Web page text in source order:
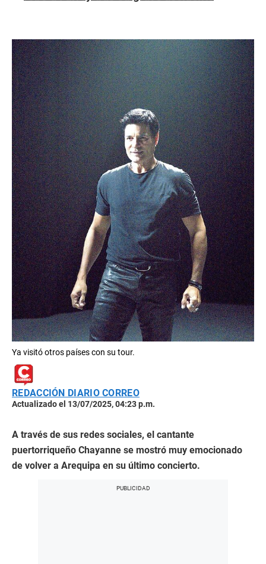
Ya visitó otros países con su tour.
REDACCIÓN DIARIO CORREO
Actualizado el 13/07/2025, 04:23 p.m.
A través de sus redes sociales, el cantante
puertorriqueño Chayanne se mostró muy emocionado
de volver a Arequipa en su último concierto.